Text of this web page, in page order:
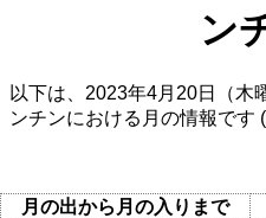
ン
以下は、2023年4月20日（木
ンチンにおける月の情報です (
月の出から月の入りまで